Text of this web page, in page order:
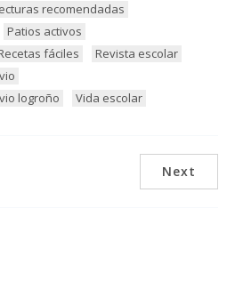
recomendadas
Patios activos
fáciles
Revista escolar
logroño
Vida escolar
Next